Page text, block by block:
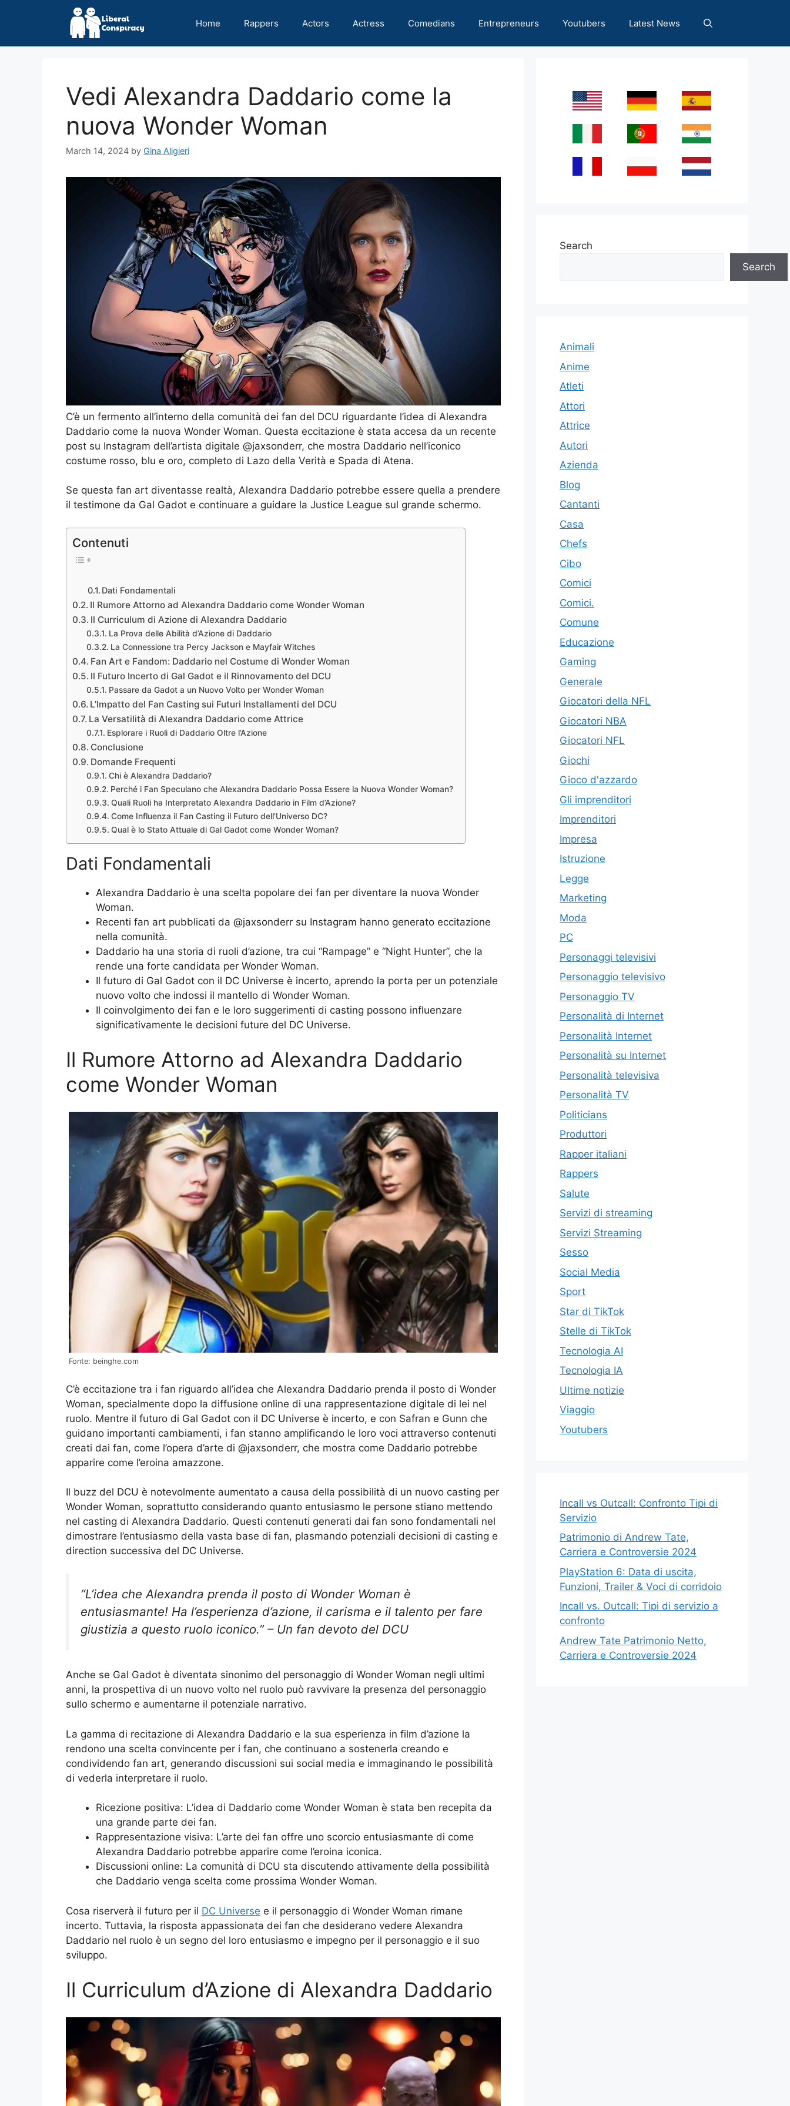
Home Rappers Actors Actress Comedians Entrepreneurs Youtubers Latest News
Vedi Alexandra Daddario come la
nuova Wonder Woman
March 14, 2024 by Gina Aligieri
C’è un fermento all’interno della comunità dei fan del DCU riguardante l’idea di Alexandra
Daddario come la nuova Wonder Woman. Questa eccitazione è stata accesa da un recente
post su Instagram dell’artista digitale @jaxsonderr, che mostra Daddario nell’iconico
costume rosso, blu e oro, completo di Lazo della Verità e Spada di Atena.
Se questa fan art diventasse realtà, Alexandra Daddario potrebbe essere quella a prendere
il testimone da Gal Gadot e continuare a guidare la Justice League sul grande schermo.
Contenuti
Dati Fondamentali
Il Rumore Attorno ad Alexandra Daddario come Wonder Woman
Il Curriculum di Azione di Alexandra Daddario
La Prova delle Abilità d’Azione di Daddario
La Connessione tra Percy Jackson e Mayfair Witches
Fan Art e Fandom: Daddario nel Costume di Wonder Woman
Il Futuro Incerto di Gal Gadot e il Rinnovamento del DCU
Passare da Gadot a un Nuovo Volto per Wonder Woman
L’Impatto del Fan Casting sui Futuri Installamenti del DCU
La Versatilità di Alexandra Daddario come Attrice
Esplorare i Ruoli di Daddario Oltre l’Azione
Conclusione
Domande Frequenti
Chi è Alexandra Daddario?
Perché i Fan Speculano che Alexandra Daddario Possa Essere la Nuova Wonder Woman?
Quali Ruoli ha Interpretato Alexandra Daddario in Film d’Azione?
Come Influenza il Fan Casting il Futuro dell’Universo DC?
Qual è lo Stato Attuale di Gal Gadot come Wonder Woman?
Dati Fondamentali
Alexandra Daddario è una scelta popolare dei fan per diventare la nuova Wonder
Woman.
Recenti fan art pubblicati da @jaxsonderr su Instagram hanno generato eccitazione
nella comunità.
Daddario ha una storia di ruoli d’azione, tra cui “Rampage” e “Night Hunter”, che la
rende una forte candidata per Wonder Woman.
Il futuro di Gal Gadot con il DC Universe è incerto, aprendo la porta per un potenziale
nuovo volto che indossi il mantello di Wonder Woman.
Il coinvolgimento dei fan e le loro suggerimenti di casting possono influenzare
significativamente le decisioni future del DC Universe.
Il Rumore Attorno ad Alexandra Daddario
come Wonder Woman
Fonte: beinghe.com
C’è eccitazione tra i fan riguardo all’idea che Alexandra Daddario prenda il posto di Wonder
Woman, specialmente dopo la diffusione online di una rappresentazione digitale di lei nel
ruolo. Mentre il futuro di Gal Gadot con il DC Universe è incerto, e con Safran e Gunn che
guidano importanti cambiamenti, i fan stanno amplificando le loro voci attraverso contenuti
creati dai fan, come l’opera d’arte di @jaxsonderr, che mostra come Daddario potrebbe
apparire come l’eroina amazzone.
Il buzz del DCU è notevolmente aumentato a causa della possibilità di un nuovo casting per
Wonder Woman, soprattutto considerando quanto entusiasmo le persone stiano mettendo
nel casting di Alexandra Daddario. Questi contenuti generati dai fan sono fondamentali nel
dimostrare l’entusiasmo della vasta base di fan, plasmando potenziali decisioni di casting e
direction successiva del DC Universe.
“L’idea che Alexandra prenda il posto di Wonder Woman è
entusiasmante! Ha l’esperienza d’azione, il carisma e il talento per fare
giustizia a questo ruolo iconico.” – Un fan devoto del DCU
Anche se Gal Gadot è diventata sinonimo del personaggio di Wonder Woman negli ultimi
anni, la prospettiva di un nuovo volto nel ruolo può ravvivare la presenza del personaggio
sullo schermo e aumentarne il potenziale narrativo.
La gamma di recitazione di Alexandra Daddario e la sua esperienza in film d’azione la
rendono una scelta convincente per i fan, che continuano a sostenerla creando e
condividendo fan art, generando discussioni sui social media e immaginando le possibilità
di vederla interpretare il ruolo.
Ricezione positiva: L’idea di Daddario come Wonder Woman è stata ben recepita da
una grande parte dei fan.
Rappresentazione visiva: L’arte dei fan offre uno scorcio entusiasmante di come
Alexandra Daddario potrebbe apparire come l’eroina iconica.
Discussioni online: La comunità di DCU sta discutendo attivamente della possibilità
che Daddario venga scelta come prossima Wonder Woman.
Cosa riserverà il futuro per il DC Universe e il personaggio di Wonder Woman rimane
incerto. Tuttavia, la risposta appassionata dei fan che desiderano vedere Alexandra
Daddario nel ruolo è un segno del loro entusiasmo e impegno per il personaggio e il suo
sviluppo.
Il Curriculum d’Azione di Alexandra Daddario
Search
Search
Animali
Anime
Atleti
Attori
Attrice
Autori
Azienda
Blog
Cantanti
Casa
Chefs
Cibo
Comici
Comici.
Comune
Educazione
Gaming
Generale
Giocatori della NFL
Giocatori NBA
Giocatori NFL
Giochi
Gioco d'azzardo
Gli imprenditori
Imprenditori
Impresa
Istruzione
Legge
Marketing
Moda
PC
Personaggi televisivi
Personaggio televisivo
Personaggio TV
Personalità di Internet
Personalità Internet
Personalità su Internet
Personalità televisiva
Personalità TV
Politicians
Produttori
Rapper italiani
Rappers
Salute
Servizi di streaming
Servizi Streaming
Sesso
Social Media
Sport
Star di TikTok
Stelle di TikTok
Tecnologia AI
Tecnologia IA
Ultime notizie
Viaggio
Youtubers
Incall vs Outcall: Confronto Tipi di
Servizio
Patrimonio di Andrew Tate,
Carriera e Controversie 2024
PlayStation 6: Data di uscita,
Funzioni, Trailer & Voci di corridoio
Incall vs. Outcall: Tipi di servizio a
confronto
Andrew Tate Patrimonio Netto,
Carriera e Controversie 2024